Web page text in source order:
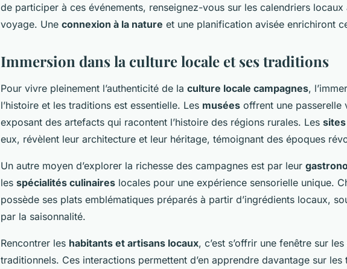
de participer à ces événements, renseignez-vous sur les calendriers
voyage. Une connexion à la nature et une planification avisée enrichiront
Immersion dans la culture locale et ses traditions
Pour vivre pleinement l’authenticité de la culture locale campagnes,
l’histoire et les traditions est essentielle. Les musées offrent une passerelle
exposant des artefacts qui racontent l’histoire des régions rurales. Les
eux, révèlent leur architecture et leur héritage, témoignant des époques
Un autre moyen d’explorer la richesse des campagnes est par leur
les spécialités culinaires locales pour une expérience sensorielle unique.
possède ses plats emblématiques préparés à partir d’ingrédients locaux,
par la saisonnalité.
Rencontrer les habitants et artisans locaux, c’est s’offrir une fenêtre sur
traditionnels. Ces interactions permettent d’en apprendre davantage sur les